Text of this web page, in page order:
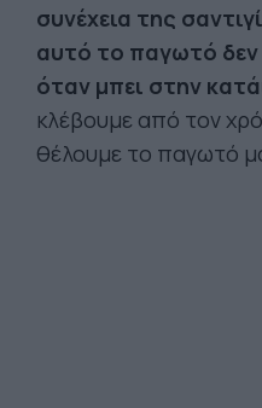
συνέχεια της
αυτό το παγωτό δεν
όταν μπει στην
κλέβουμε από τον
θέλουμε το παγωτό